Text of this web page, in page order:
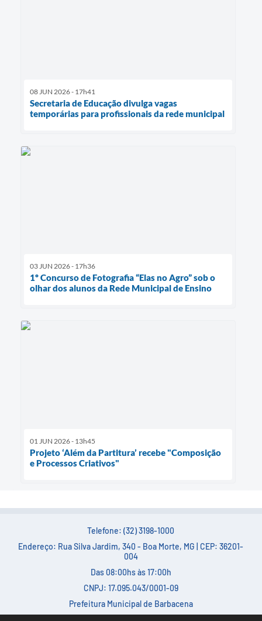
08 JUN 2026 - 17h41
Secretaria de Educação divulga vagas
temporárias para profissionais da rede municipal
03 JUN 2026 - 17h36
1º Concurso de Fotografia “Elas no Agro” sob o
olhar dos alunos da Rede Municipal de Ensino
01 JUN 2026 - 13h45
Projeto ‘Além da Partitura’ recebe "Composição
e Processos Criativos"
Telefone: (32) 3198-1000
Endereço: Rua Silva Jardim, 340 - Boa Morte, MG | CEP: 36201-
004
Das 08:00hs às 17:00h
CNPJ: 17.095.043/0001-09
Prefeitura Municipal de Barbacena